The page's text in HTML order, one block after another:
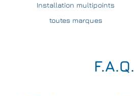
Installation multipoints
toutes marques
F.A.Q.